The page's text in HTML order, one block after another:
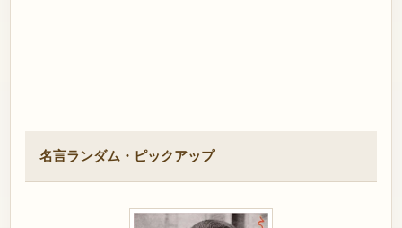
名言ランダム・ピックアップ